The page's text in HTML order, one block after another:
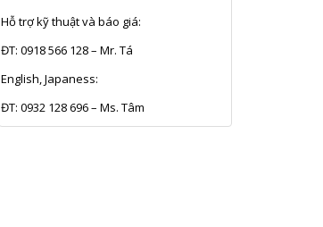
Hỗ trợ kỹ thuật và báo giá:
ĐT: 0918 566 128 – Mr. Tá
English, Japaness:
ĐT: 0932 128 696 – Ms. Tâm